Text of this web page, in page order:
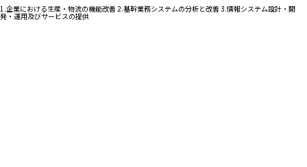
1.企業における生産・物流の機能改善 2.基幹業務システムの分析と改善 3.情報システム設計・開
発・運用及びサービスの提供